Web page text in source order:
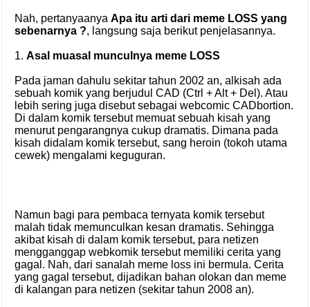
Nah, pertanyaanya Apa itu arti dari meme LOSS yang
sebenarnya ?, langsung saja berikut penjelasannya.
1. Asal muasal munculnya meme LOSS
Pada jaman dahulu sekitar tahun 2002 an, alkisah ada
sebuah komik yang berjudul CAD (Ctrl + Alt + Del). Atau
lebih sering juga disebut sebagai webcomic CADbortion.
Di dalam komik tersebut memuat sebuah kisah yang
menurut pengarangnya cukup dramatis. Dimana pada
kisah didalam komik tersebut, sang heroin (tokoh utama
cewek) mengalami keguguran.
Namun bagi para pembaca ternyata komik tersebut
malah tidak memunculkan kesan dramatis. Sehingga
akibat kisah di dalam komik tersebut, para netizen
mengganggap webkomik tersebut memiliki cerita yang
gagal. Nah, dari sanalah meme loss ini bermula. Cerita
yang gagal tersebut, dijadikan bahan olokan dan meme
di kalangan para netizen (sekitar tahun 2008 an).